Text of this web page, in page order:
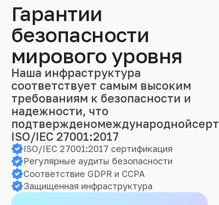
Гарантии
безопасности
мирового уровня
Наша инфраструктура
соответствует самым высоким
требованиям к безопасности и
надежности, что
ISO/IEC 27001:2017
ISO/IEC 27001:2017 сертификация
Регулярные аудиты безопасности
Соответствие GDPR и CCPA
Защищенная инфраструктура